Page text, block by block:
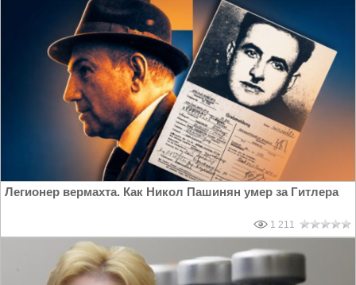
Легионер вермахта. Как Никол Пашинян умер за Гитлера
1 211